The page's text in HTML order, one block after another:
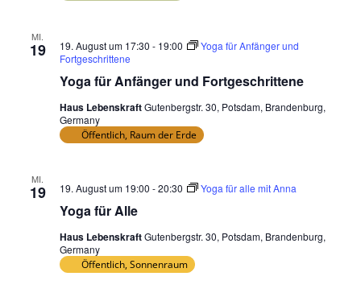
MI.
19
Yoga für Anfänger und Fortgeschrittene
19. August um 17:30 - 19:00
Yoga für Anfänger und
Fortgeschrittene
Haus LebenskraftGutenbergstr. 30, Potsdam, Brandenburg,
Germany
Öffentlich, Raum der Erde
MI.
19
Yoga für Alle
19. August um 19:00 -20:30 Yoga für alle mit Anna
Haus LebenskraftGutenbergstr. 30, Potsdam, Brandenburg,
Germany
Öffentlich, Sonnenraum